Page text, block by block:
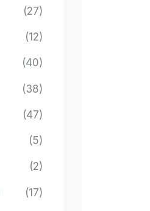
(27)
(12)
(40)
(38)
(47)
(5)
(2)
(17)